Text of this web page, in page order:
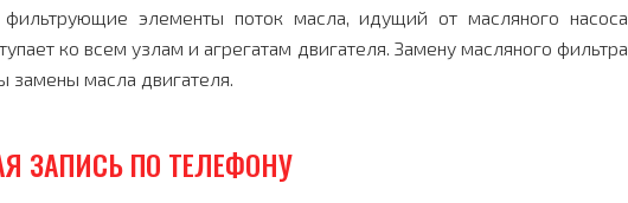
элементы поток масла, идущий от масляного насоса
ко всем узлам и агрегатам двигателя. Замену масляного фильтра
замены масла двигателя.
ЗАПИСЬ ПО ТЕЛЕФОНУ